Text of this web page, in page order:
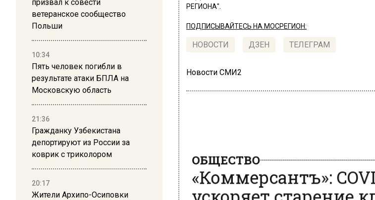
призвал к совести
ветеранское сообщество
Польши
10:34
Пять человек погибли в
результате атаки БПЛА на
Московскую область
21:36
Гражданку Узбекистана
депортируют из России за
коврик с триколором
20:17
Жители Архипо-Осиповки
РЕГИОНА".
ПОДПИСЫВАЙТЕСЬ НА МОСРЕГИОН:
НОВОСТИ ДЗЕН ТЕЛЕГРАМ
Новости СМИ2
«Коммерсантъ»:
ускоряет старение